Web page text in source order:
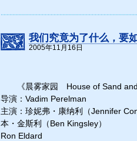
我们究竟为了什么，要
2005年11月16日
《晨雾家园 House of Sand and
导演：Vadim Perelman
主演：珍妮弗・康纳利（Jennifer
本・金斯利（Ben Kingsley）
Ron Eldard